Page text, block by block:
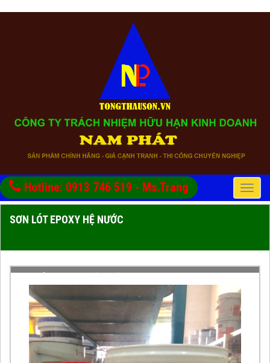
Hotline: 0913 746 519 - Ms.Trang
Toggle
SƠN LÓT EPOXY HỆ NƯỚC
Sơn Epoxy Lót hệ nước CADIN là loại sơn
Epoxy gốc nước 2 thành phần. Được sử dụng
như là lớp sơn lót trên nền bê tông để tăng độ
bám dính cho lớp sơn hoàn thiệnbảo vệ bề
t các kết cấu bê tông.